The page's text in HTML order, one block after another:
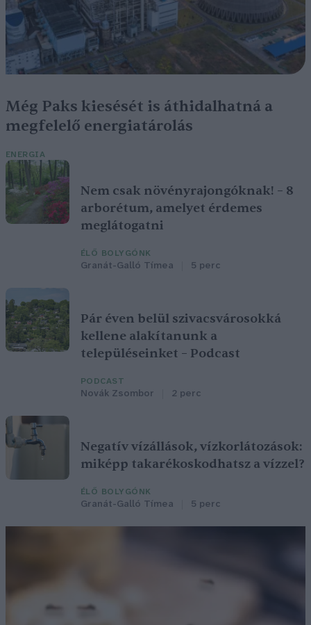
Még Paks kiesését is áthidalhatná a
megfelelő energiatárolás
ENERGIA
Nem csak növényrajongóknak! – 8
arborétum, amelyet érdemes
meglátogatni
ÉLŐ BOLYGÓNK
Granát-Galló Tímea 5 perc
Pár éven belül szivacsvárosokká
kellene alakítanunk a
településeinket – Podcast
PODCAST
Novák Zsombor 2 perc
Negatív vízállások, vízkorlátozások:
miképp takarékoskodhatsz a vízzel?
ÉLŐ BOLYGÓNK
Granát-Galló Tímea 5 perc